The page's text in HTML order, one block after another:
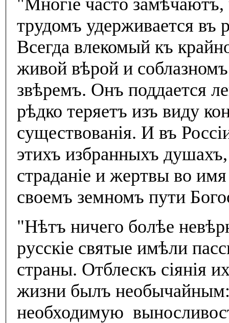
"Многiе часто замѣчаютъ,
трудомъ удерживается въ
Всегда влекомый къ
живой вѣрой и
звѣремъ. Онъ поддается
рѣдко теряетъ изъ виду
существованiя. И въ
этихъ избранныхъ
страданiе и жертвы во
своемъ земномъ пути
"Нѣтъ ничего болѣе
русскiе святые имѣли
страны. Отблескъ сiянiя
жизни былъ
необходимую